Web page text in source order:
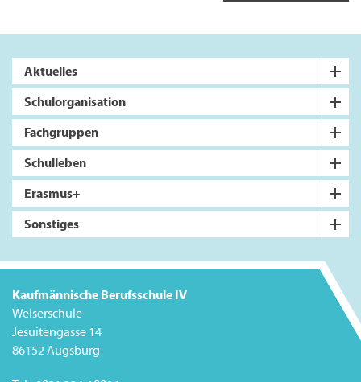
Aktuelles
Schulorganisation
Fachgruppen
Schulleben
Erasmus+
Sonstiges
Kaufmännische Berufsschule IV
Welserschule
Jesuitengasse 14
86152 Augsburg